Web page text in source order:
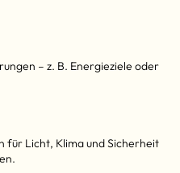
– z. B. Energieziele oder
für Licht, Klima und Sicherheit